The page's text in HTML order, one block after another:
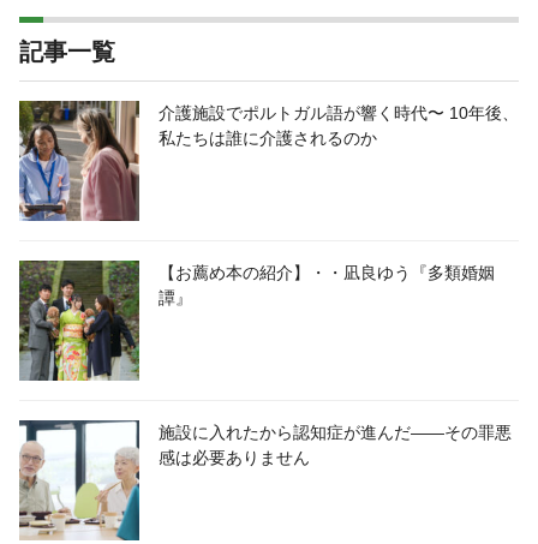
記事一覧
介護施設でポルトガル語が響く時代〜 10年後、
私たちは誰に介護されるのか
【お薦め本の紹介】・・凪良ゆう『多類婚姻
譚』
施設に入れたから認知症が進んだ――その罪悪
感は必要ありません